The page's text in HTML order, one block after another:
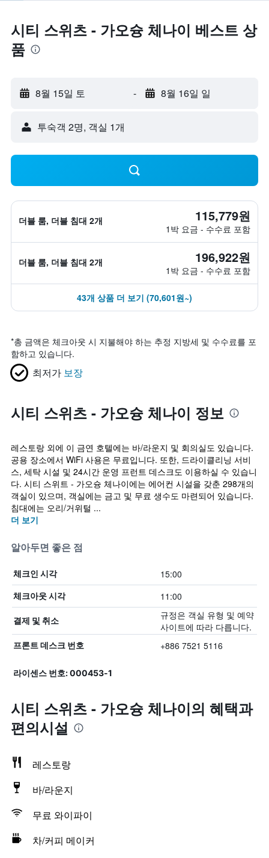
시티 스위츠 - 가오슝 체나이 베스트 상
품
8월 15일 토 - 8월 16일 일
​투숙객 2​명, ​객실 1개
더블 룸, 더블 침대 2개 115,779원
1박 요금 - 수수료 포함
더블 룸, 더블 침대 2개 196,922원
1박 요금 - 수수료 포함
43개 상품 더 보기 (70,601원~)
*총 금액은 체크아웃 시 지불해야 하는 추정 지방세 및 수수료를 포
함하고 있습니다.
최저가 보장
시티 스위츠 - 가오슝 체나이 정보
레스토랑 외에 이 금연 호텔에는 바/라운지 및 회의실도 있습니다.
공용 장소에서 WiFi 사용은 무료입니다. 또한, 드라이클리닝 서비
스, 세탁 시설 및 24시간 운영 프런트 데스크도 이용하실 수 있습니
다. 시티 스위트 - 가오슝 체나이에는 에어컨 시설을 갖춘 298개의
객실이 있으며, 객실에는 금고 및 무료 생수도 마련되어 있습니다.
침대에는 오리/거위털 ...
더 보기
알아두면 좋은 점
체크인 시각 15:00
체크아웃 시각 11:00
결제 및 취소
규정은 객실 유형 및 예약
사이트에 따라 다릅니다.
프론트 데스크 번호 +886 7521 5116
라이센스 번호: 000453-1
시티 스위츠 - 가오슝 체나이의 혜택​과
편의시설
레스토랑
바/라운지
무료 와이파이
차/커피 메이커